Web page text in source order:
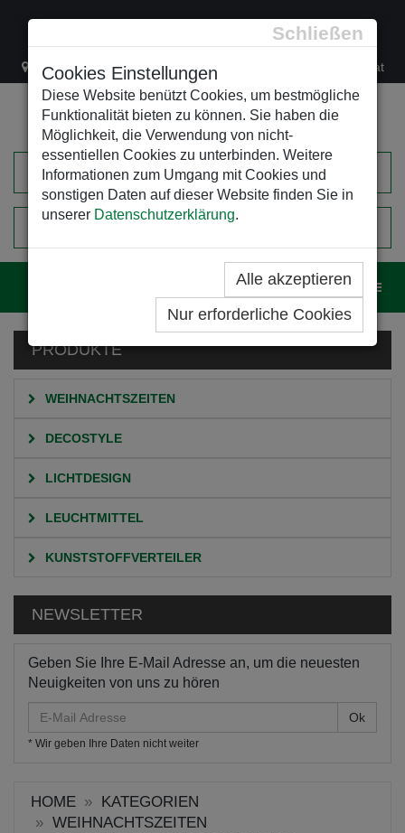
Schließen
Cookies Einstellungen
Diese Website benützt Cookies, um bestmögliche
Funktionalität bieten zu können. Sie haben die
Möglichkeit, die Verwendung von nicht-
essentiellen Cookies zu unterbinden. Weitere
Informationen zum Umgang mit Cookies und
sonstigen Daten auf dieser Website finden Sie in
unserer Datenschutzerklärung.
Alle akzeptieren
Nur erforderliche Cookies
Lacknergasse 78 +43/1/470 37 00 office@leso.at
EINKAUFSWAGEN
PRODUKTE
WEIHNACHTSZEITEN
DECOSTYLE
LICHTDESIGN
LEUCHTMITTEL
KUNSTSTOFFVERTEILER
NEWSLETTER
Geben Sie Ihre E-Mail Adresse an, um die neuesten
Neuigkeiten von uns zu hören
Mail
Adresse
* Wir geben Ihre Daten nicht weiter
HOME
KATEGORIEN
WEIHNACHTSZEITEN